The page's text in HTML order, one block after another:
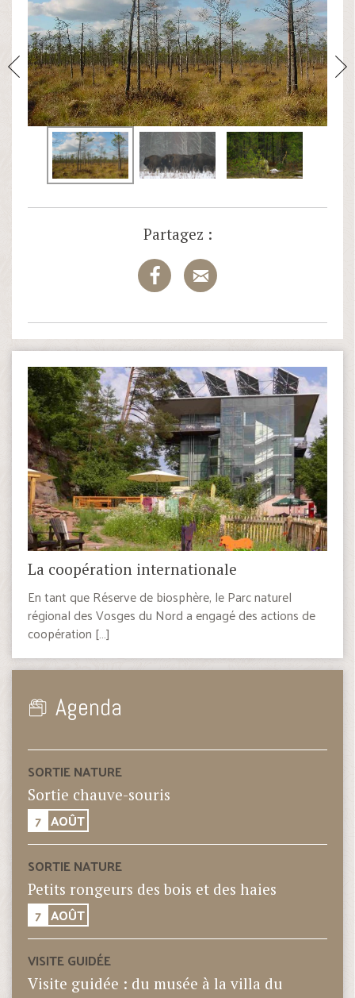
Partagez :
La coopération internationale
En tant que Réserve de biosphère, le Parc naturel
régional des Vosges du Nord a engagé des actions de
coopération […]
Agenda
SORTIE NATURE
Sortie chauve-souris
7 AOÛT
SORTIE NATURE
Petits rongeurs des bois et des haies
7 AOÛT
VISITE GUIDÉE
Visite guidée : du musée à la villa du